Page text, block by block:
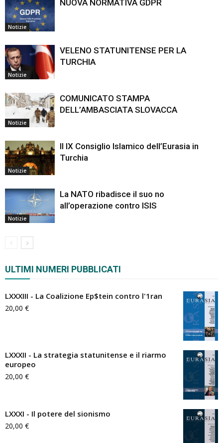
Notizie
NUOVA NORMATIVA GDPR
Notizie
VELENO STATUNITENSE PER LA
TURCHIA
Notizie
COMUNICATO STAMPA
DELL’AMBASCIATA SLOVACCA
Notizie
Il IX Consiglio Islamico dell’Eurasia in
Turchia
Notizie
La NATO ribadisce il suo no
all’operazione contro ISIS
ULTIMI NUMERI PUBBLICATI
LXXXIII - La Coalizione Ep$tein contro l'1ran
20,00 €
LXXXII - La strategia statunitense e il riarmo
europeo
20,00 €
LXXXI - Il potere del sionismo
20,00 €